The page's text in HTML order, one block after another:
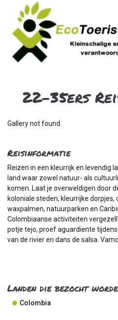
22-35ers
Gallery not found.
Reisinformatie
Reizen in een kleurrijk en levendig
land waar zowel natuur- als
komen. Laat je overweldigen door
koloniale steden, kleurrijke
waxpalmen, natuurparken en
Colombiaanse activiteiten
potje tejo, proef aguardiente
van de rivier en dans de salsa.
Landen die bezocht
Colombia